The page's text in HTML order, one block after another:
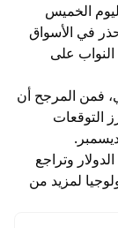
الخميس
في الأسواق
النواب على
فمن المرجح أن
التوقعات
وتراجع
لمزيد من